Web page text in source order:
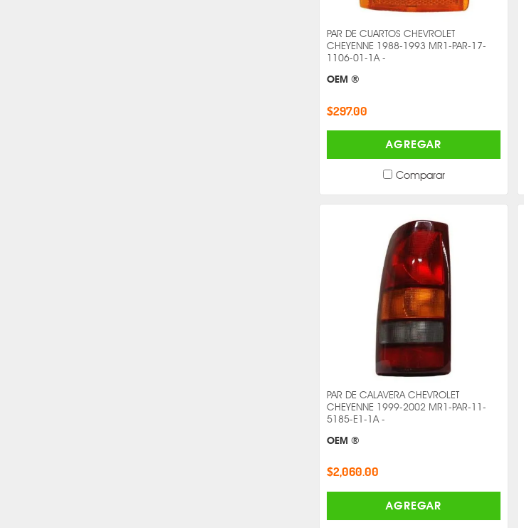
PAR DE CUARTOS CHEVROLET
CHEYENNE 1988-1993 MR1-PAR-17-
1106-01-1A -
OEM ®
$297.00
AGREGAR
Comparar
PAR DE CALAVERA CHEVROLET
CHEYENNE 1999-2002 MR1-PAR-11-
5185-E1-1A -
OEM ®
$2,060.00
AGREGAR